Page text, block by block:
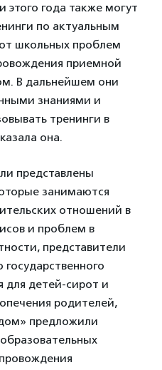
этого года также могут
по актуальным
школьных проблем
приемной
В дальнейшем они
знаниями и
тренинги в
она.
представлены
занимаются
отношений в
и проблем в
представители
для детей-сирот и
родителей,
предложили